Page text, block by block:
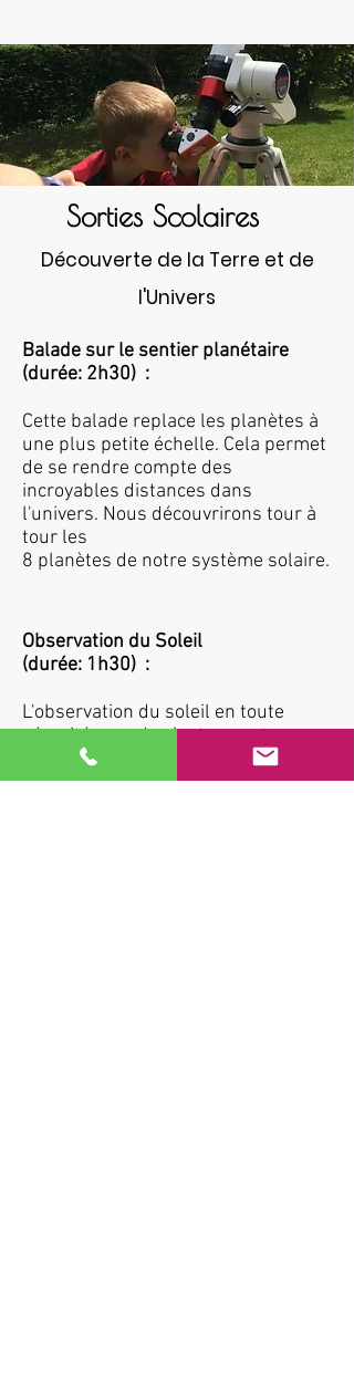
Sorties Scolaires
Découverte de la Terre et de
l'Univers
Balade sur le sentier planétaire
(durée: 2h30) :
Cette balade replace les planètes à
une plus petite échelle. Cela permet
de se rendre compte des
incroyables distances dans
l'univers. Nous découvrirons tour à
tour les
8 planètes de notre système solaire.
Observation du Soleil
(durée: 1h30) :
L'observation du soleil en toute
sécurité avec des instruments
adaptés nous permettra de
découvrir notre étoile plus en